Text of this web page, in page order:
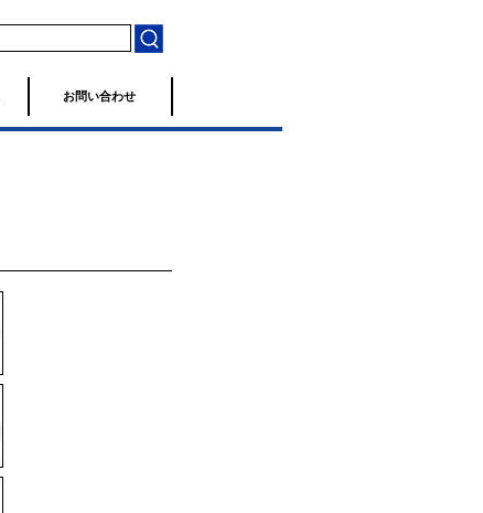
お問い合わせ